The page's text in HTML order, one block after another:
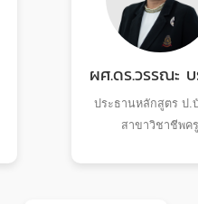
ผศ.ดร.วรรณะ
ประธานหลักสูตร ป
สาขาวิชาชีพครู